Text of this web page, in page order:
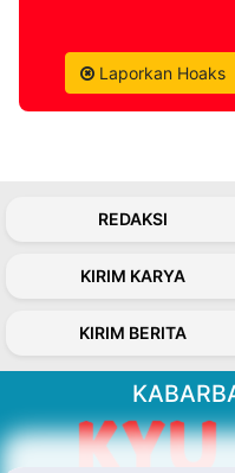
Laporkan Hoaks
REDAKSI
KIRIM KARYA
KIRIM BERITA